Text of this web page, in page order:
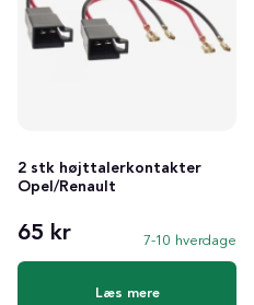
2 stk højttalerkontakter
Opel/Renault
65 kr 7-10 hverdage
Læs mere